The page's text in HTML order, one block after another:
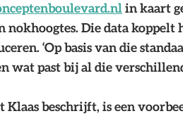
in kaart
nokhoogtes. Die data
‘Op basis van die
wat past bij al die
Klaas beschrijft, is een